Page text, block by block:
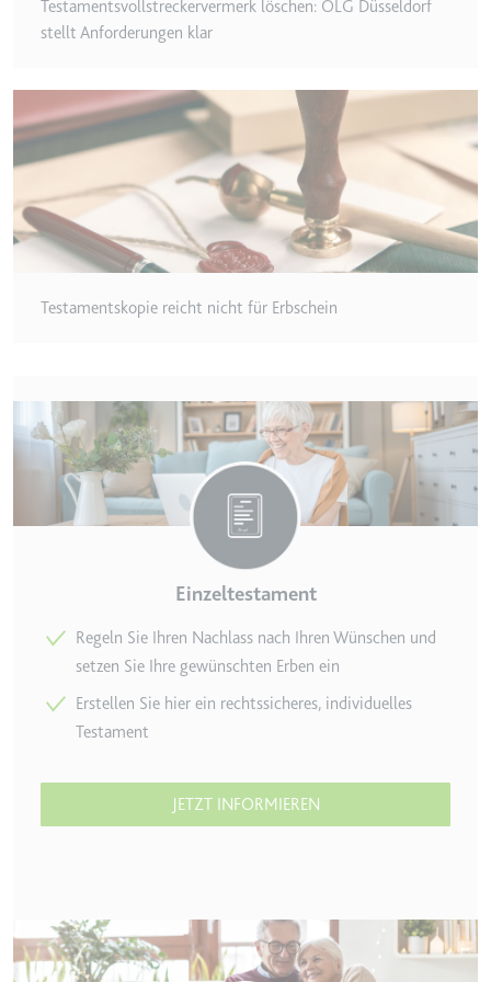
Typ: HTTP-Cookie
__Secure-YEC
Anbieter:
youtube.com
Speichert die
Benutzereinstellungen beim Abruf
eines auf anderen Webseiten
integrierten Youtube-Videos
Ablauf:
Sitzung
Typ:
HTTP-Cookie
Anbieter:
youtube.com
Zweck:
Wird verwendet, um die
Interaktion der Nutzer mit
eingebetteten Inhalten zu
verfolgen.
180 Tage
HTTP-Cookie
LAST_RESULT_ENTRY_KEY
Anbieter:
youtube.com
Zweck:
verfolgen.
LogsDatabaseV2:V#||LogsRequestsStore
Anbieter:
youtube.com
Testamentsvollstreckervermerk löschen: OLG Düsseldorf
stellt Anforderungen klar
Testamentskopie reicht nicht für Erbschein
Einzeltestament
Regeln Sie Ihren Nachlass nach Ihren Wünschen und
setzen Sie Ihre gewünschten Erben ein
Erstellen Sie hier ein rechtssicheres, individuelles
Testament
JETZT INFORMIEREN